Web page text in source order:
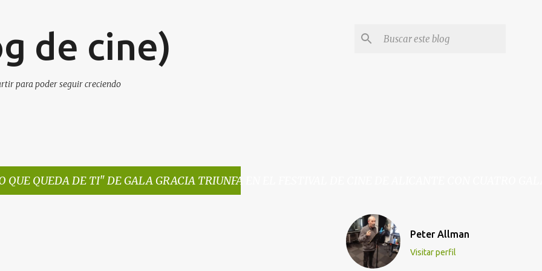
de cine)
para poder seguir creciendo
QUE QUEDA DE TI" DE GALA GRACIA TRIUNFA EN EL FESTIVAL DE CINE DE ALICANTE CON CUATRO
Peter Allman
Visitar perfil